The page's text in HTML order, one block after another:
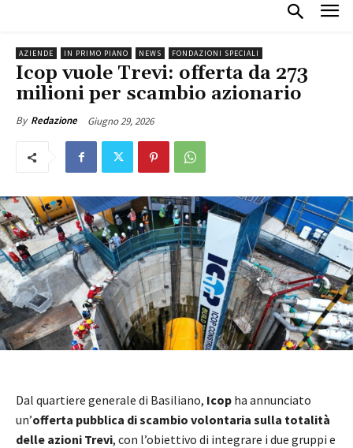
AZIENDE IN PRIMO PIANO NEWS FONDAZIONI SPECIALI
Icop vuole Trevi: offerta da 273
milioni per scambio azionario
By Redazione Giugno 29, 2026
Dal quartiere generale di Basiliano, Icop ha annunciato
un’offerta pubblica di scambio volontaria sulla totalità
delle azioni Trevi, con l’obiettivo di integrare i due gruppi e